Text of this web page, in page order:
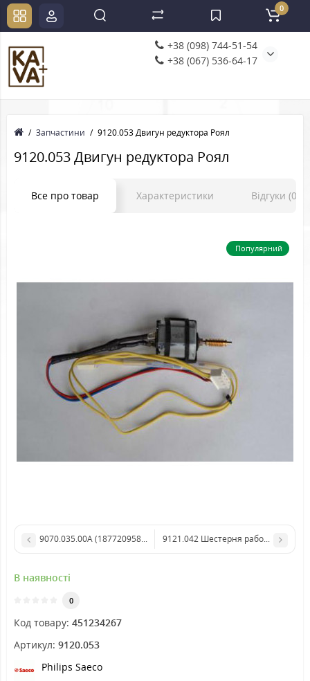
+38 (098) 744-51-54
+38 (067) 536-64-17
0
Запчастини 9120.053 Двигун редуктора Роял
9120.053 Двигун редуктора Роял
Все про товар Характеристики Відгуки (0)
Популярний
9070.035.00А (187720958) Помпа Ulka EX59121.042 Шестерня рабочої групи
В наявності
0
Код товару: 451234267
Артикул: 9120.053
Philips Saeco